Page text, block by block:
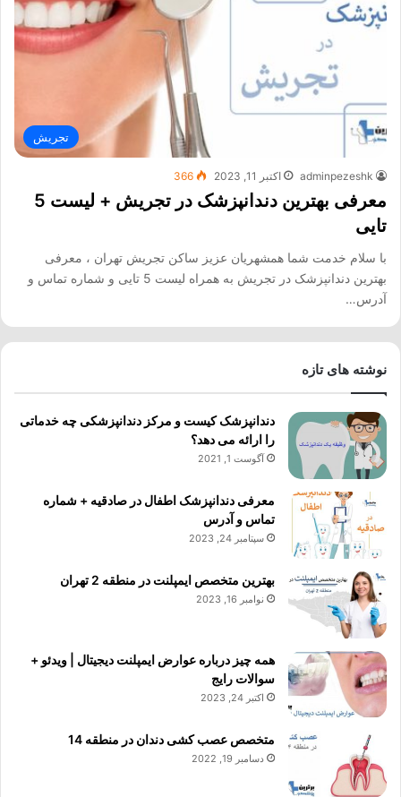
تجریش
adminpezeshk اکتبر 11, 2023 366
معرفی بهترین دندانپزشک در تجریش + لیست 5
تایی
با سلام خدمت شما همشهریان عزیز ساکن تجریش تهران ، معرفی
بهترین دندانپزشک در تجریش به همراه لیست 5 تایی و شماره تماس و
آدرس…
نوشته های تازه
دندانپزشک کیست و مرکز دندانپزشکی چه خدماتی
را ارائه می دهد؟
آگوست 1, 2021
معرفی دندانپزشک اطفال در صادقیه + شماره
تماس و آدرس
سپتامبر 24, 2023
بهترین متخصص ایمپلنت در منطقه 2 تهران
نوامبر 16, 2023
همه چیز درباره عوارض ایمپلنت دیجیتال | ویدئو +
سوالات رایج
اکتبر 24, 2023
متخصص عصب کشی دندان در منطقه 14
دسامبر 19, 2022